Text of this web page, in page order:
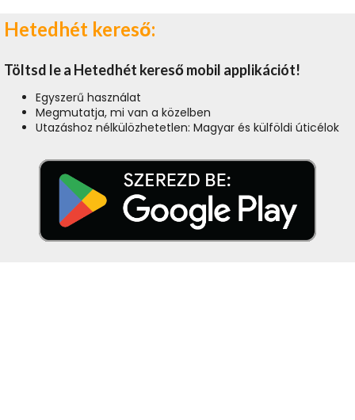
Hetedhét kereső:
Töltsd le a Hetedhét kereső mobil applikációt!
Egyszerű használat
Megmutatja, mi van a közelben
Utazáshoz nélkülözhetetlen: Magyar és külföldi úticélok